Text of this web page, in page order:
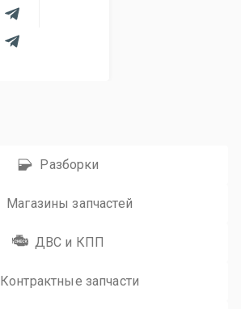
Разборки
Магазины запчастей
ДВС и КПП
Контрактные запчасти